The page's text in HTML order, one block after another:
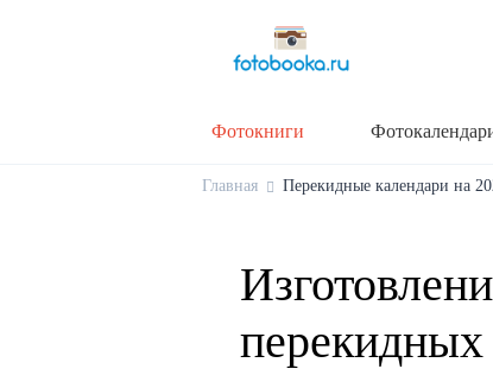
Фотокниги
Главная Перекидные календари на
перекидных